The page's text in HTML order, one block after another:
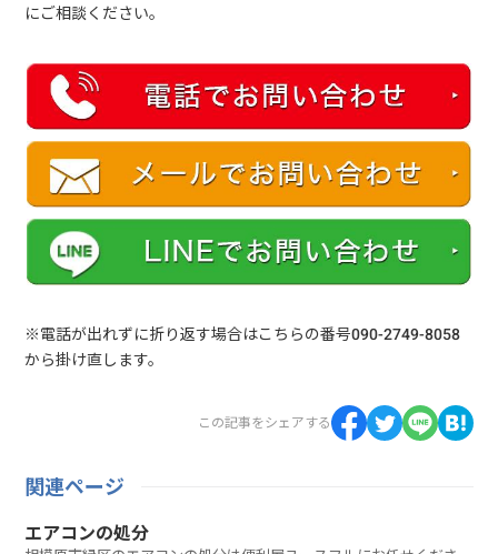
にご相談ください。
※電話が出れずに折り返す場合はこちらの番号090-2749-8058
から掛け直します。
この記事をシェアする
関連ページ
エアコンの処分